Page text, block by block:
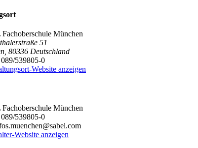
München
51
80336 Deutschland
089/539805-0
Website anzeigen
München
089/539805-0
Website anzeigen